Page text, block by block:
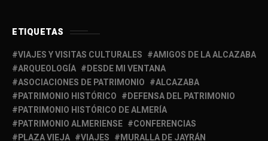
ETIQUETAS
VIAJES Y VISITAS CULTURALES
AMIGOS DE LA ALCAZABA
ARQUEOLOGÍA
DESDE MI VENTANA
ASOCIACIONES DE PATRIMONIO
ALCAZABA
PATRIMONIO HISTÓRICO
DEFENSA DEL PATRIMONIO
PATRIMONIO HISTÓRICO DE ALMERÍA
PATRIMONIO ALMERIENSE
CONFERENCIAS
PLAZA VIEJA
VIAJES
MURALLA DE JAYRÁN